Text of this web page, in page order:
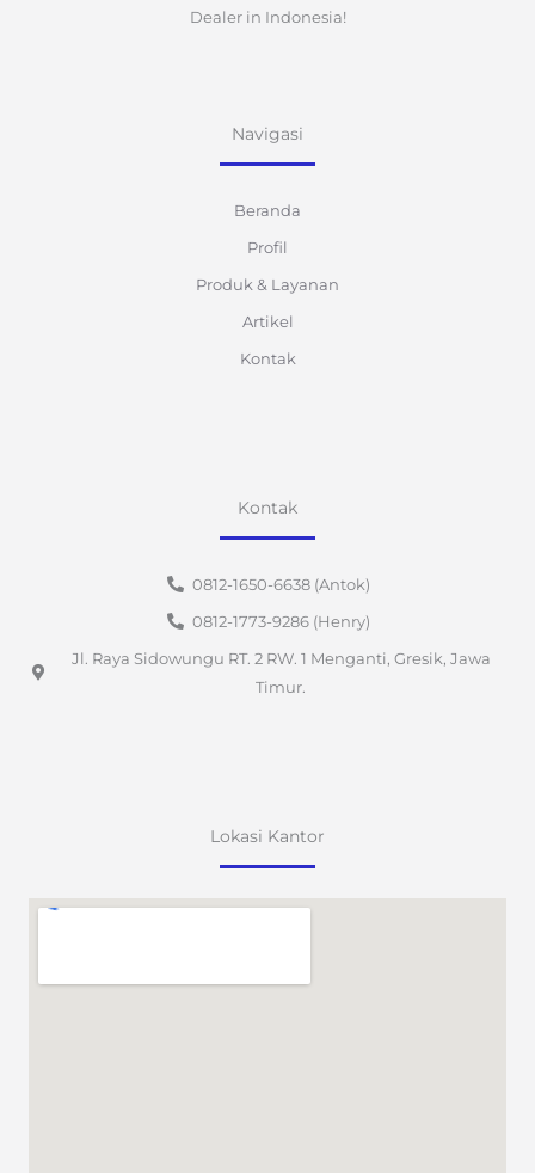
Dealer in Indonesia!
Navigasi
Beranda
Profil
Produk & Layanan
Artikel
Kontak
Kontak
0812-1650-6638 (Antok)
0812-1773-9286 (Henry)
Jl. Raya Sidowungu RT. 2 RW. 1 Menganti, Gresik, Jawa
Timur.
Lokasi Kantor